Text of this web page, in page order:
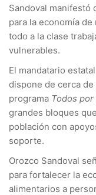
Sandoval manifestó
para la economía
todo a la clase
vulnerables.
El mandatario
dispone de cerca
programa Todos
grandes bloques
población con
soporte.
Orozco Sandoval
para fortalecer la
alimentarios a